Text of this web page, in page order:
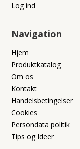
Log ind
Navigation
Hjem
Produktkatalog
Om os
Kontakt
Handelsbetingelser
Cookies
Persondata politik
Tips og Ideer